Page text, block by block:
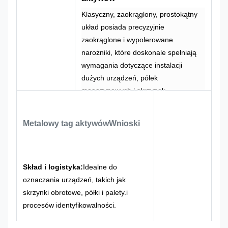
Klasyczny, zaokrąglony, prostokątny
układ posiada precyzyjnie
zaokrąglone i wypolerowane
narożniki, które doskonale spełniają
wymagania dotyczące instalacji
dużych urządzeń, półek
magazynowych i skrzynek.
ułożonymi w oddzielnych
Srebrno-szary rodzimy kolor metalowy
w połączeniu z czarnym logo tworzy
styl przemysłowy, który jest stabilny i
wspaniały, z wysoką
Metalowy tag aktywówWnioski
Skład i logistyka:Idealne do
oznaczania urządzeń, takich jak
skrzynki obrotowe, półki i palety.i
procesów identyfikowalności.